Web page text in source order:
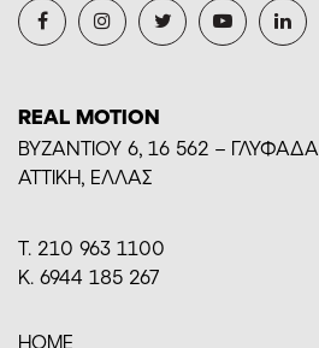
REAL MOTION
BYZANTIOY 6, 16 562 – ΓΛΥΦΑΔΑ
ΑΤΤΙΚΗ, ΕΛΛΑΣ
Τ. 210 963 1100
Κ. 6944 185 267
HOME